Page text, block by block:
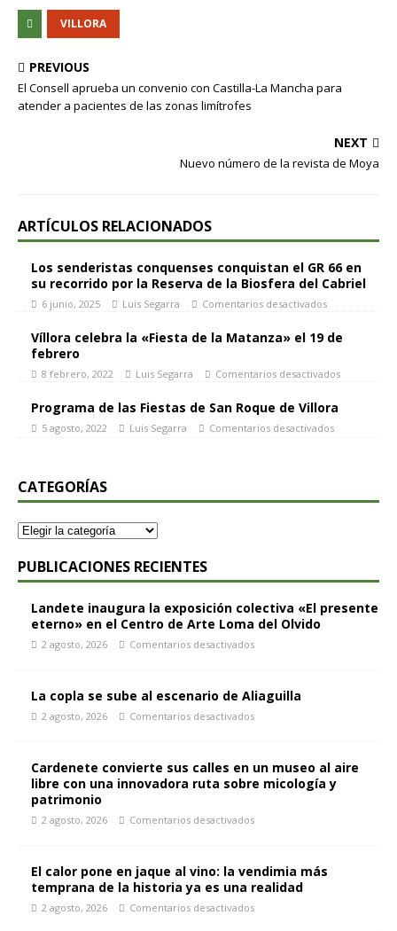
VILLORA
PREVIOUS
El Consell aprueba un convenio con Castilla-La Mancha para
atender a pacientes de las zonas limítrofes
NEXT
Nuevo número de la revista de Moya
ARTÍCULOS RELACIONADOS
Los senderistas conquenses conquistan el GR 66 en
su recorrido por la Reserva de la Biosfera del Cabriel
6 junio, 2025 Luis Segarra Comentarios desactivados
Víllora celebra la «Fiesta de la Matanza» el 19 de
febrero
8 febrero, 2022 Luis Segarra Comentarios desactivados
Programa de las Fiestas de San Roque de Villora
5 agosto, 2022 Luis Segarra Comentarios desactivados
CATEGORÍAS
PUBLICACIONES RECIENTES
Landete inaugura la exposición colectiva «El presente
eterno» en el Centro de Arte Loma del Olvido
2 agosto, 2026 Comentarios desactivados
La copla se sube al escenario de Aliaguilla
2 agosto, 2026 Comentarios desactivados
Cardenete convierte sus calles en un museo al aire
libre con una innovadora ruta sobre micología y
patrimonio
2 agosto, 2026 Comentarios desactivados
El calor pone en jaque al vino: la vendimia más
temprana de la historia ya es una realidad
2 agosto, 2026 Comentarios desactivados